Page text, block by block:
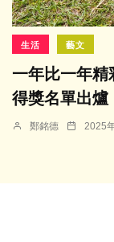
生活 藝文
一年比一年
得獎名單出爐
鄭銘德 2025